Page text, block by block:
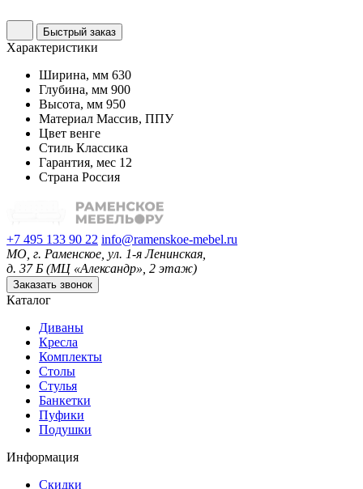
Быстрый заказ
Характеристики
Ширина, мм 630
Глубина, мм 900
Высота, мм 950
Материал Массив, ППУ
Цвет венге
Стиль Классика
Гарантия, мес 12
Страна Россия
+7 495 133 90 22 info@ramenskoe-mebel.ru
МО, г. Раменское, ул. 1-я Ленинская,
д. 37 Б (МЦ «Александр», 2 этаж)
Заказать звонок
Каталог
Диваны
Кресла
Комплекты
Столы
Стулья
Банкетки
Пуфики
Подушки
Информация
Скидки